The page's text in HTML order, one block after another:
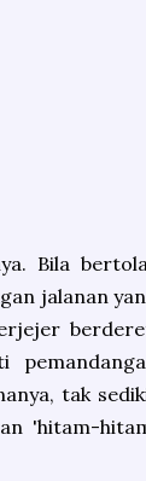
Bila
jalanan
tak
'hitam-